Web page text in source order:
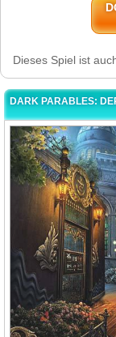
Dieses Spiel ist
DARK PARABLES: